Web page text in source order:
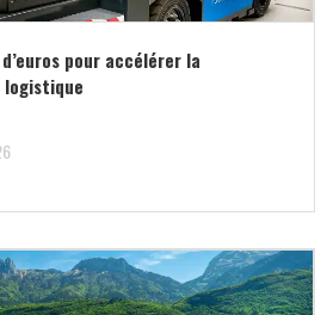
pour accélérer la
logistique